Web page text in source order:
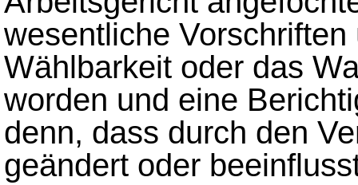
wesentliche
Wählbarkeit oder das
worden und eine
denn, dass durch den
geändert oder